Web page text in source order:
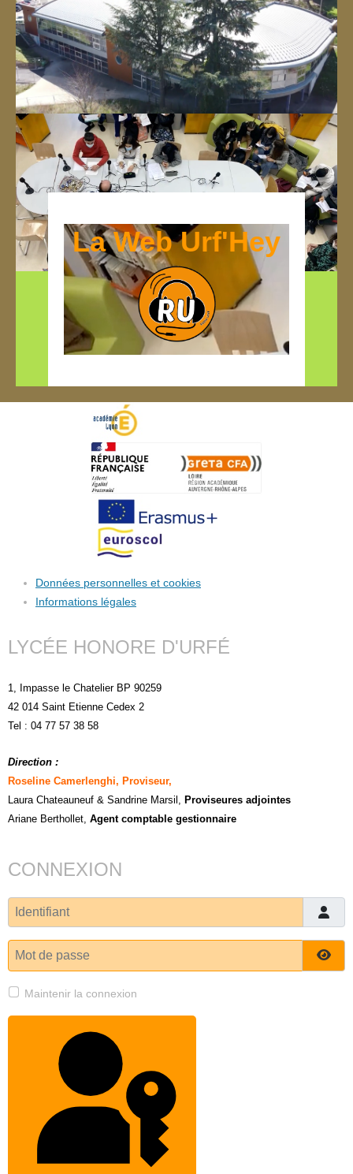
La Web Urf'Hey
Données personnelles et cookies
Informations légales
LYCÉE HONORE D'URFÉ
1, Impasse le Chatelier BP 90259
42 014 Saint Etienne Cedex 2
Tel : 04 77 57 38 58
Direction :
Roseline Camerlenghi, Proviseur,
Laura Chateauneuf & Sandrine Marsil
Proviseures adjointes
Ariane Berthollet, Agent comptable gestionnaire
CONNEXION
Identifiant
Mot de passe
Maintenir la connexion